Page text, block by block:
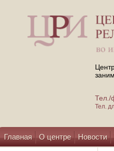
Тел.
Главная О центре Новости